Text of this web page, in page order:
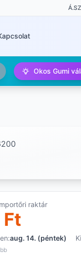
Okos Gumi
raktár
aug. 14. (péntek)